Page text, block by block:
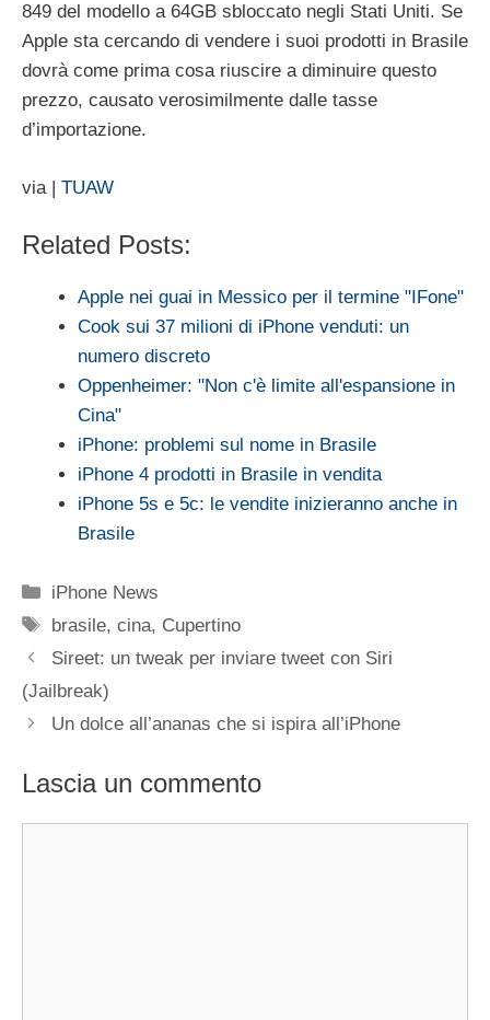
849 del modello a 64GB sbloccato negli Stati Uniti. Se
Apple sta cercando di vendere i suoi prodotti in Brasile
dovrà come prima cosa riuscire a diminuire questo
prezzo, causato verosimilmente dalle tasse
d’importazione.
via | TUAW
Related Posts:
Apple nei guai in Messico per il termine "IFone"
Cook sui 37 milioni di iPhone venduti: un
numero discreto
Oppenheimer: "Non c'è limite all'espansione in
Cina"
iPhone: problemi sul nome in Brasile
iPhone 4 prodotti in Brasile in vendita
iPhone 5s e 5c: le vendite inizieranno anche in
Brasile
Categorie
iPhone News
Tag
brasile,cina, Cupertino
Sireet: un tweak per inviare tweet con Siri
(Jailbreak)
Un dolce all’ananas che si ispira all’iPhone
Lascia un commento